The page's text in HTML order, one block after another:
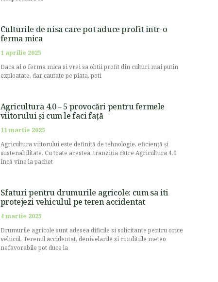
Culturile de nisa care pot aduce profit intr-o
ferma mica
1 aprilie 2025
Daca ai o ferma mica si vrei sa obtii profit din culturi mai putin
exploatate, dar cautate pe piata, poti
Agricultura 4.0 – 5 provocări pentru fermele
viitorului și cum le faci față
11 martie 2025
Agricultura viitorului este definită de tehnologie, eficiență și
sustenabilitate. Cu toate acestea, tranziția către Agricultura 4.0
încă vine la pachet
Sfaturi pentru drumurile agricole: cum sa iti
protejezi vehiculul pe teren accidentat
4 martie 2025
Drumurile agricole sunt adesea dificile si solicitante pentru orice
vehicul. Terenul accidentat, denivelarile si conditiile meteo
nefavorabile pot duce la